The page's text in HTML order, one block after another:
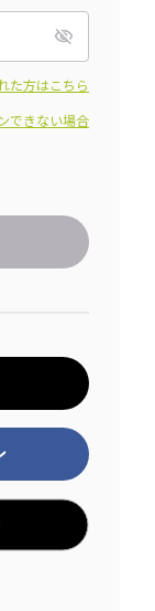
た方はこちら
できない場合